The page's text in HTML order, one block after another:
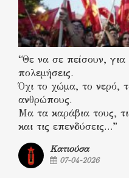
“Θε να σε πείσουν,
πολεμήσεις.
Όχι το χώμα, το νερό,
ανθρώπους.
Μα τα καράβια τους,
και τις επενδύσεις…”
Κατιούσα
07-04-2026